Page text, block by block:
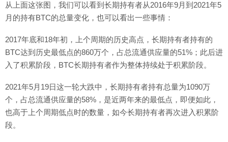
从上面这张图，我们可以看到长期持有者从2016年9月到2021年5
月的持有BTC的总量变化，也可以看出一些事情：
2017年底和18年初，上个周期的历史高点，长期持有者持有的
BTC达到历史最低点的860万个，占总流通供应量的51%；此后进
入了积累阶段，BTC长期持有者作为整体持续处于积累阶段。
2021年5月19日这一轮大跌中，长期持有者持有总量为1090万
个，占总流通供应量的58%，是近两年来的最低点，即便如此，
也高于上个周期低点时的数量，如今长期持有者再次进入积累阶
段。